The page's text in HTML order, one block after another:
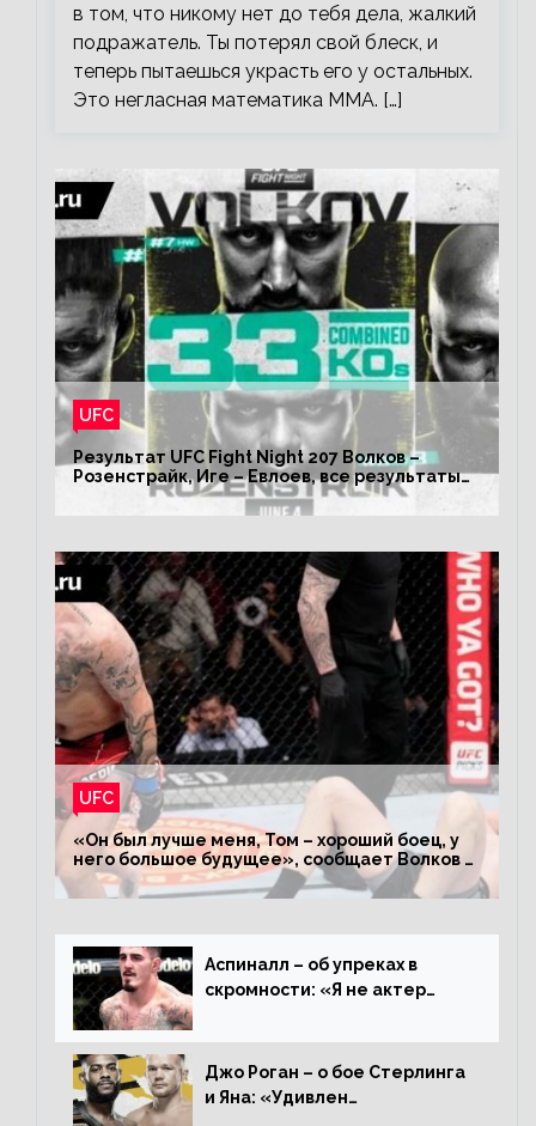
в том, что никому нет до тебя дела, жалкий
подражатель. Ты потерял свой блеск, и
теперь пытаешься украсть его у остальных.
Это негласная математика ММА. […]
UFC
Результат UFC Fight Night 207 Волков –
Розенстрайк, Иге – Евлоев, все результаты
турнира ЮФС ФН 207
UFC
«Он был лучше меня, Том – хороший боец, у
него большое будущее», сообщает Волков –
о поражении Аспиналлу
Аспиналл – об упреках в
скромности: «Я не актер
дерьмо»
Джо Роган – о бое Стерлинга
и Яна: «Удивлен